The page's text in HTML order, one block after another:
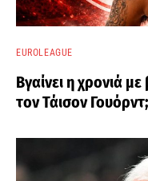
EUROLEAGUE
Βγαίνει η χρονιά
τον Τάισον Γουόρντ;